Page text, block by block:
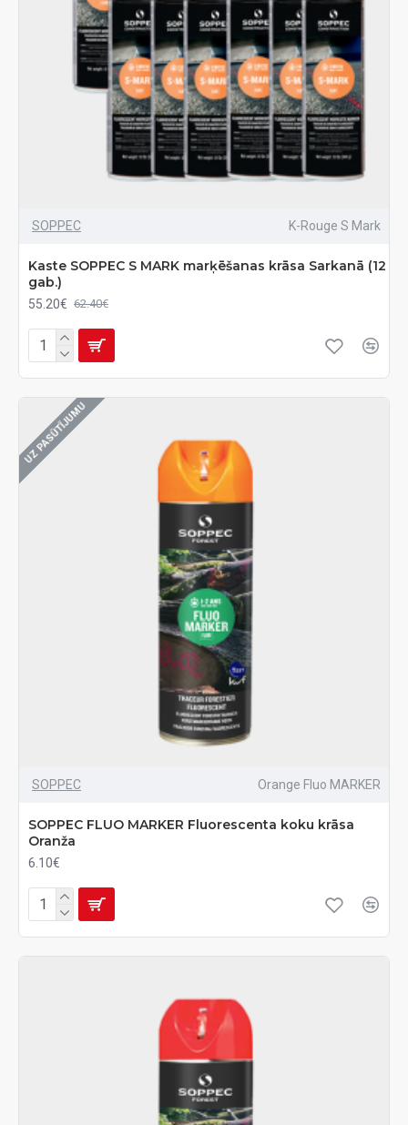
SOPPEC K-Rouge S Mark
Kaste SOPPEC S MARK marķēšanas krāsa Sarkanā (12
gab.)
55.20€ 62.40€
UZ PASŪTĪJUMU
SOPPEC Orange Fluo MARKER
SOPPEC FLUO MARKER Fluorescenta koku krāsa
Oranža
6.10€